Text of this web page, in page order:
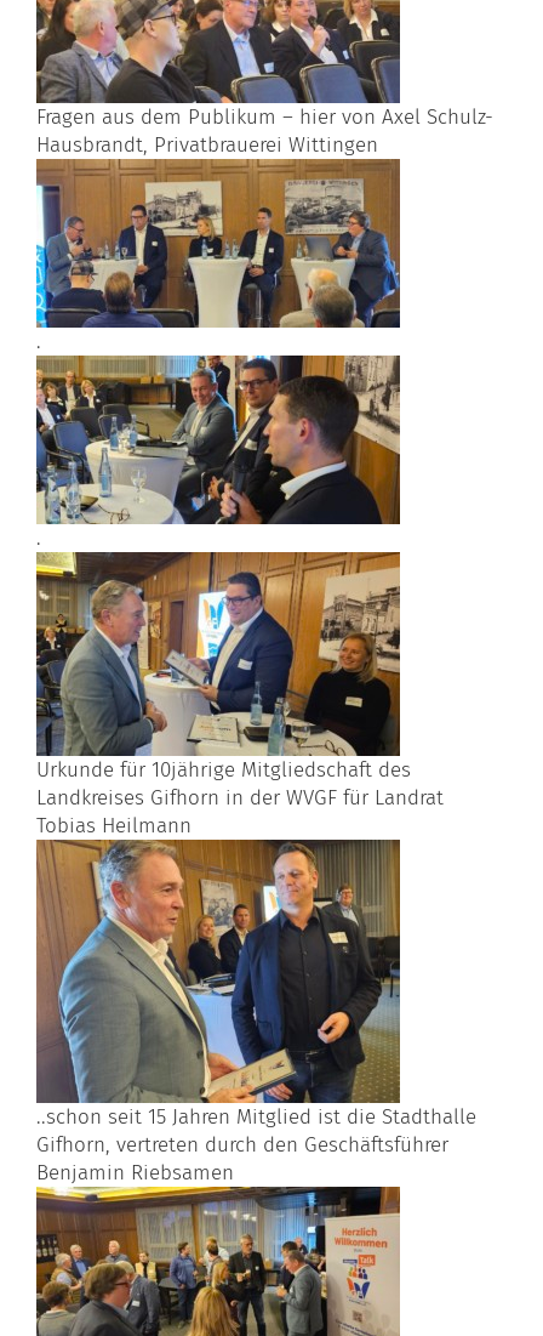
Fragen aus dem Publikum – hier von Axel Schulz-
Hausbrandt, Privatbrauerei Wittingen
.
.
Urkunde für 10jährige Mitgliedschaft des
Landkreises Gifhorn in der WVGF für Landrat
Tobias Heilmann
..schon seit 15 Jahren Mitglied ist die Stadthalle
Gifhorn, vertreten durch den Geschäftsführer
Benjamin Riebsamen